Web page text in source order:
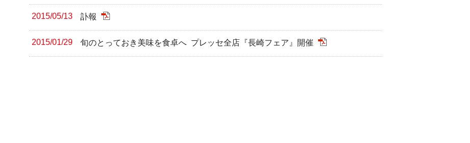
2015/05/13 訃報
2015/01/29 旬のとっておき美味を食卓へ プレッセ全店『長崎フェア』開催